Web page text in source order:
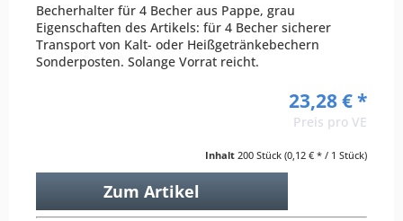
Becherhalter für 4 Becher aus Pappe, grau
Eigenschaften des Artikels: für 4 Becher sicherer
Transport von Kalt- oder Heißgetränkebechern
Sonderposten. Solange Vorrat reicht.
23,28 € *
Preis pro VE
Inhalt 200 Stück (0,12 € * / 1 Stück)
Zum Artikel